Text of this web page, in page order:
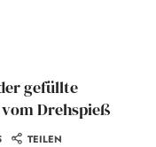
gefüllte
Drehspieß
TEILEN